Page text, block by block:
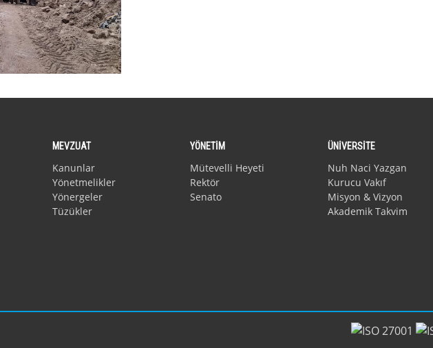
MEVZUAT
Kanunlar
Yönetmelikler
Yönergeler
Tüzükler
YÖNETİM
Mütevelli Heyeti
Rektör
Senato
ÜNİVERSİTE
Nuh Naci Yazgan
Kurucu Vakıf
Misyon & Vizyon
Akademik Takvim